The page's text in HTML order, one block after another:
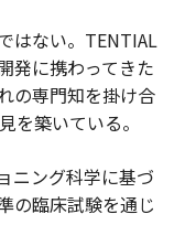
はない。TENTIAL
発に携わってきた
の専門知を掛け合
を築いている。
ニング科学に基づ
の臨床試験を通じ